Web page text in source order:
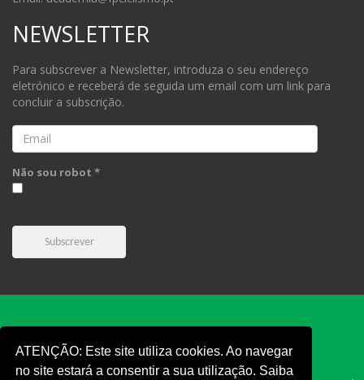
ATENÇÃO: Este site utiliza cookies. Ao navegar
no site estará a consentir a sua utilização. Saiba
NEWSLETTER
Para subscrever a Newsletter, introduza o seu endereço
eletrónico e receberá de seguida um email com um link para
concluir a subscrição.
Email
Não sou robot *
Subscrever